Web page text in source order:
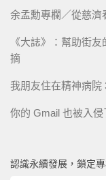
余孟勳專欄／從慈濟
《大誌》：幫助街
摘
我朋友住在精神病院
你的 Gmail 也被入侵
認識永續發展，鎖定專